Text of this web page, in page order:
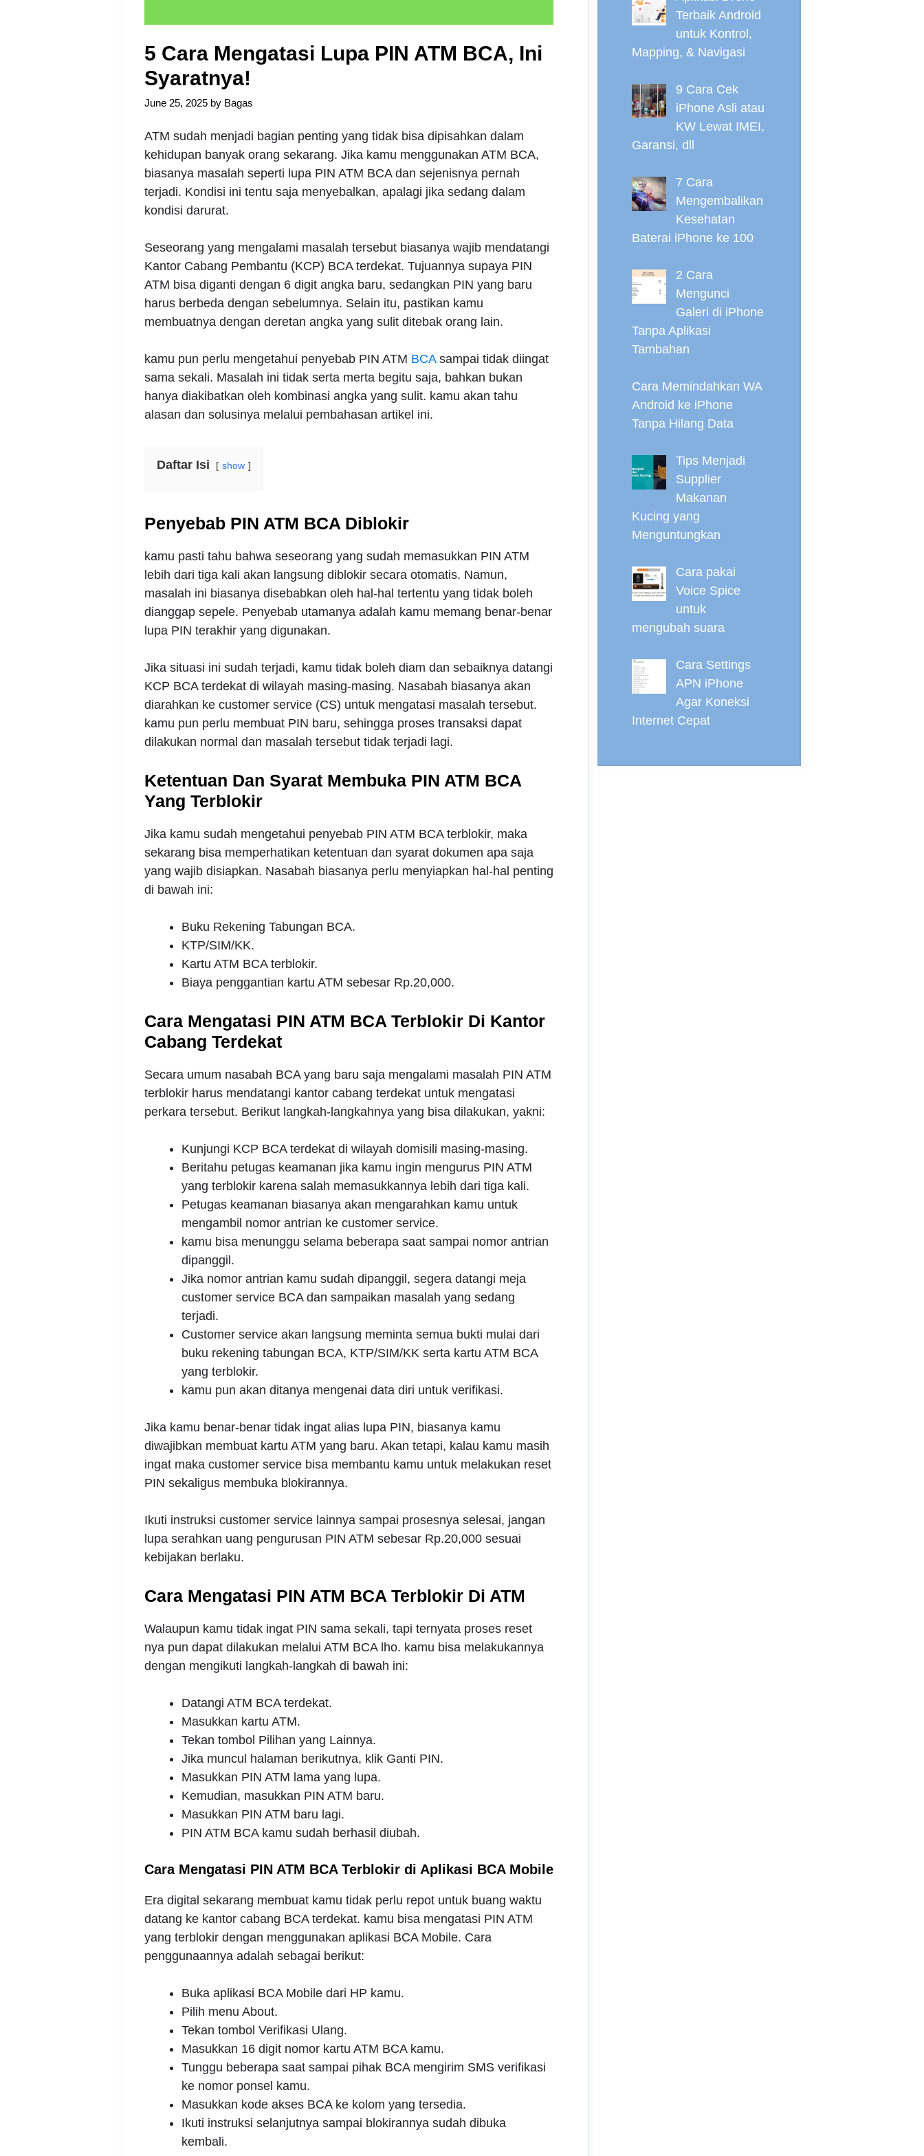
5 Cara Mengatasi Lupa PIN ATM BCA, Ini
Syaratnya!
June 25, 2025 by Bagas
ATM sudah menjadi bagian penting yang tidak bisa dipisahkan dalam
kehidupan banyak orang sekarang. Jika kamu menggunakan ATM BCA,
biasanya masalah seperti lupa PIN ATM BCA dan sejenisnya pernah
terjadi. Kondisi ini tentu saja menyebalkan, apalagi jika sedang dalam
kondisi darurat.
Seseorang yang mengalami masalah tersebut biasanya wajib mendatangi
Kantor Cabang Pembantu (KCP) BCA terdekat. Tujuannya supaya PIN
ATM bisa diganti dengan 6 digit angka baru, sedangkan PIN yang baru
harus berbeda dengan sebelumnya. Selain itu, pastikan kamu
membuatnya dengan deretan angka yang sulit ditebak orang lain.
kamu pun perlu mengetahui penyebab PIN ATM BCAsampai tidak diingat
sama sekali. Masalah ini tidak serta merta begitu saja, bahkan bukan
hanya diakibatkan oleh kombinasi angka yang sulit. kamu akan tahu
alasan dan solusinya melalui pembahasan artikel ini.
Daftar Isi show
Penyebab PIN ATM BCA Diblokir
kamu pasti tahu bahwa seseorang yang sudah memasukkan PIN ATM
lebih dari tiga kali akan langsung diblokir secara otomatis. Namun,
masalah ini biasanya disebabkan oleh hal-hal tertentu yang tidak boleh
dianggap sepele. Penyebab utamanya adalah kamu memang benar-benar
lupa PIN terakhir yang digunakan.
Jika situasi ini sudah terjadi, kamu tidak boleh diam dan sebaiknya datangi
KCP BCA terdekat di wilayah masing-masing. Nasabah biasanya akan
diarahkan ke customer service (CS) untuk mengatasi masalah tersebut.
kamu pun perlu membuat PIN baru, sehingga proses transaksi dapat
dilakukan normal dan masalah tersebut tidak terjadi lagi.
Ketentuan Dan Syarat Membuka PIN ATM BCA
Yang Terblokir
Jika kamu sudah mengetahui penyebab PIN ATM BCA terblokir, maka
sekarang bisa memperhatikan ketentuan dan syarat dokumen apa saja
yang wajib disiapkan. Nasabah biasanya perlu menyiapkan hal-hal penting
di bawah ini:
Buku Rekening Tabungan BCA.
KTP/SIM/KK.
Kartu ATM BCA terblokir.
Biaya penggantian kartu ATM sebesar Rp.20,000.
Cara Mengatasi PIN ATM BCA Terblokir Di Kantor
Cabang Terdekat
Secara umum nasabah BCA yang baru saja mengalami masalah PIN ATM
terblokir harus mendatangi kantor cabang terdekat untuk mengatasi
perkara tersebut. Berikut langkah-langkahnya yang bisa dilakukan, yakni:
Kunjungi KCP BCA terdekat di wilayah domisili masing-masing.
Beritahu petugas keamanan jika kamu ingin mengurus PIN ATM
yang terblokir karena salah memasukkannya lebih dari tiga kali.
Petugas keamanan biasanya akan mengarahkan kamu untuk
mengambil nomor antrian ke customer service.
kamu bisa menunggu selama beberapa saat sampai nomor antrian
dipanggil.
Jika nomor antrian kamu sudah dipanggil, segera datangi meja
customer service BCA dan sampaikan masalah yang sedang
terjadi.
Customer service akan langsung meminta semua bukti mulai dari
buku rekening tabungan BCA, KTP/SIM/KK serta kartu ATM BCA
yang terblokir.
kamu pun akan ditanya mengenai data diri untuk verifikasi.
Jika kamu benar-benar tidak ingat alias lupa PIN, biasanya kamu
diwajibkan membuat kartu ATM yang baru. Akan tetapi, kalau kamu masih
ingat maka customer service bisa membantu kamu untuk melakukan reset
PIN sekaligus membuka blokirannya.
Ikuti instruksi customer service lainnya sampai prosesnya selesai, jangan
lupa serahkan uang pengurusan PIN ATM sebesar Rp.20,000 sesuai
kebijakan berlaku.
Cara Mengatasi PIN ATM BCA Terblokir Di ATM
Walaupun kamu tidak ingat PIN sama sekali, tapi ternyata proses reset
nya pun dapat dilakukan melalui ATM BCA lho. kamu bisa melakukannya
dengan mengikuti langkah-langkah di bawah ini:
Datangi ATM BCA terdekat.
Masukkan kartu ATM.
Tekan tombol Pilihan yang Lainnya.
Jika muncul halaman berikutnya, klik Ganti PIN.
Masukkan PIN ATM lama yang lupa.
Kemudian, masukkan PIN ATM baru.
Masukkan PIN ATM baru lagi.
PIN ATM BCA kamu sudah berhasil diubah.
Cara Mengatasi PIN ATM BCA Terblokir di Aplikasi BCA Mobile
Era digital sekarang membuat kamu tidak perlu repot untuk buang waktu
datang ke kantor cabang BCA terdekat. kamu bisa mengatasi PIN ATM
yang terblokir dengan menggunakan aplikasi BCA Mobile. Cara
penggunaannya adalah sebagai berikut:
Buka aplikasi BCA Mobile dari HP kamu.
Pilih menu About.
Tekan tombol Verifikasi Ulang.
Masukkan 16 digit nomor kartu ATM BCA kamu.
Tunggu beberapa saat sampai pihak BCA mengirim SMS verifikasi
ke nomor ponsel kamu.
Masukkan kode akses BCA ke kolom yang tersedia.
Ikuti instruksi selanjutnya sampai blokirannya sudah dibuka
kembali.
Terbaik Android
untuk Kontrol,
Mapping, & Navigasi
9 Cara Cek
iPhone Asli atau
KW Lewat IMEI,
Garansi, dll
7 Cara
Mengembalikan
Kesehatan
Baterai iPhone ke 100
2 Cara
Mengunci
Galeri di iPhone
Tanpa Aplikasi
Tambahan
Cara Memindahkan WA
Android ke iPhone
Tanpa Hilang Data
Tips Menjadi
Supplier
Makanan
Kucing yang
Menguntungkan
Cara pakai
Voice Spice
untuk
mengubah suara
Cara Settings
APN iPhone
Agar Koneksi
Internet Cepat